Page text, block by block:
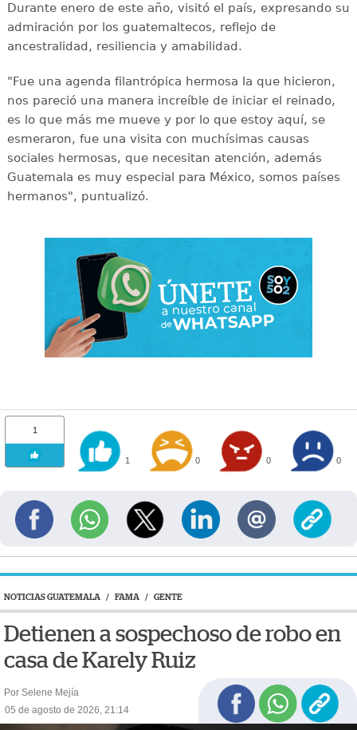
Durante enero de este año, visitó el país, expresando su
admiración por los guatemaltecos, reflejo de
ancestralidad, resiliencia y amabilidad.
"Fue una agenda filantrópica hermosa la que hicieron,
nos pareció una manera increíble de iniciar el reinado,
es lo que más me mueve y por lo que estoy aquí, se
esmeraron, fue una visita con muchísimas causas
sociales hermosas, que necesitan atención, además
Guatemala es muy especial para México, somos países
hermanos", puntualizó.
1
1 0 0 0
NOTICIAS GUATEMALA / FAMA / GENTE
Detienen a sospechoso de robo en
casa de Karely Ruiz
Por Selene Mejía
05 de agosto de 2026, 21:14